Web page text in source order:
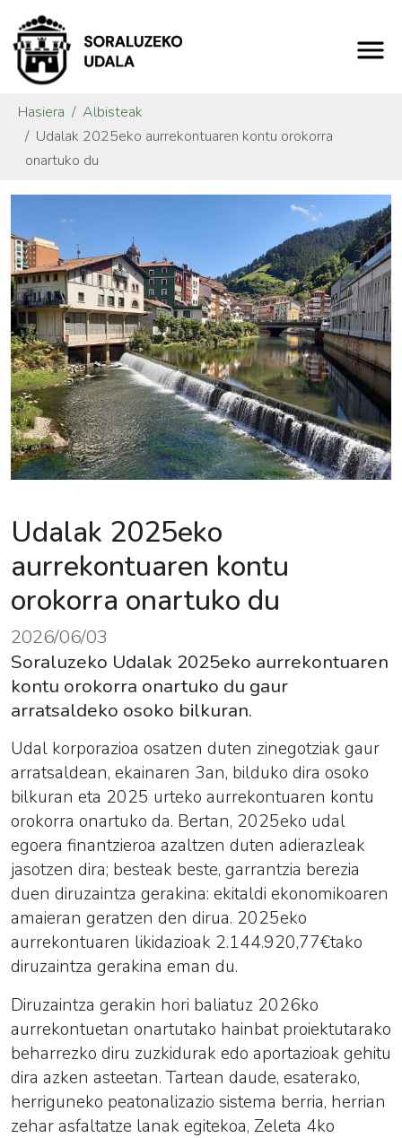
Hasiera
Albisteak
Udalak 2025eko aurrekontuaren kontu orokorra
onartuko du
Udalak 2025eko
aurrekontuaren kontu
orokorra onartuko du
2026/06/03
Soraluzeko Udalak 2025eko aurrekontuaren
kontu orokorra onartuko du gaur
arratsaldeko osoko bilkuran.
Udal korporazioa osatzen duten zinegotziak gaur
arratsaldean, ekainaren 3an, bilduko dira osoko
bilkuran eta 2025 urteko aurrekontuaren kontu
orokorra onartuko da. Bertan, 2025eko udal
egoera finantzieroa azaltzen duten adierazleak
jasotzen dira; besteak beste, garrantzia berezia
duen diruzaintza gerakina: ekitaldi ekonomikoaren
amaieran geratzen den dirua. 2025eko
aurrekontuaren likidazioak 2.144.920,77€tako
diruzaintza gerakina eman du.
Diruzaintza gerakin hori baliatuz 2026ko
aurrekontuetan onartutako hainbat proiektutarako
beharrezko diru zuzkidurak edo aportazioak gehitu
dira azken asteetan. Tartean daude, esaterako,
herriguneko peatonalizazio sistema berria, herrian
zehar asfaltatze lanak egitekoa, Zeleta 4ko